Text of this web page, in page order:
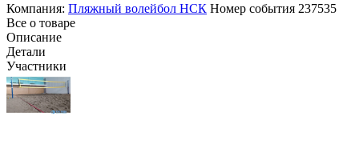
Компания: Пляжный волейбол НСК Номер события 237535
Все о товаре
Описание
Детали
Участники